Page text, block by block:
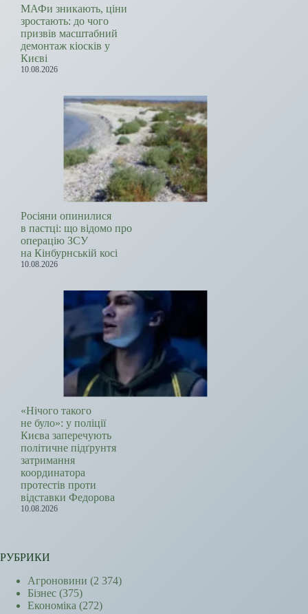
МАФи зникають, ціни
зростають: до чого
призвів масштабний
демонтаж кіосків у
Києві
10.08.2026
Росіяни опинилися
в пастці: що відомо про
операцію ЗСУ
на Кінбурнській косі
10.08.2026
«Нічого такого
не було»: у поліції
Києва заперечують
політичне підґрунтя
затримання
координатора
протестів проти
відставки Федорова
10.08.2026
РУБРИКИ
Агроновини (2 374)
Бізнес (375)
Економіка (272)